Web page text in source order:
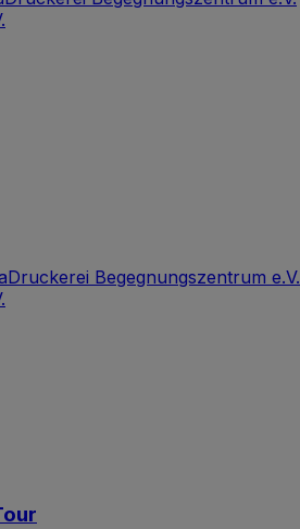
Druckerei Begegnungszentrum e.V.